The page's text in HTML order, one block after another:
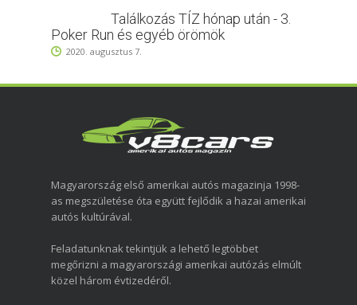
Találkozás TÍZ hónap után - 3.
Poker Run és egyéb örömök
2020. augusztus 7.
Magyarország első amerikai autós magazinja 1998-
as megszületése óta együtt fejlődik a hazai amerikai
autós kultúrával.
Feladatunknak tekintjük a lehető legtöbbet
megőrizni a magyarországi amerikai autózás elmúlt
közel három évtizedéről.